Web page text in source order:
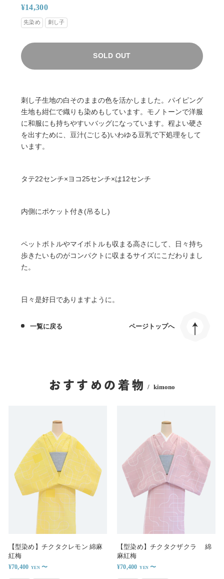
通
常
価
¥14,300
売
価
先染め 刺し子
SOLD OUT
刺し子生地の白そのままの色を活かしました。パイピング
生地も紺仁で織りも染めもしています。モノトーンで洋服
に和服にも持ちやすいバッグになっています。程よい硬さ
を出すために、豆汁(ごじる)いわゆる豆乳で下処理をして
います。
タテ22センチ×ヨコ25センチ×は12センチ
内側にポケット付き(吊るし)
ペットボトルやマイボトルも収まる高さにして、日々持ち
歩きたいものがコンパクトに収まるサイズにこだわりまし
た。
日々是好日でありますように。
一覧に戻る ページトップへ
おすすめの着物 kimono
【型染め】チクタクレモン 綿麻
紅梅
¥70,400 〜
【型染め】チクタクザクラ 綿
麻紅梅
¥70,400 〜